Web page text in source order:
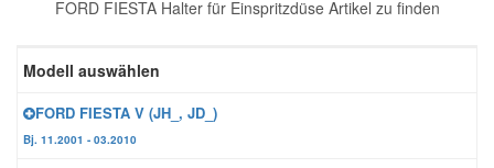
FORD FIESTA Halter für Einspritzdüse Artikel zu finden
Modell auswählen
FORD FIESTA V (JH_, JD_)
Bj. 11.2001 - 03.2010
Zündanlage und Glühanlage